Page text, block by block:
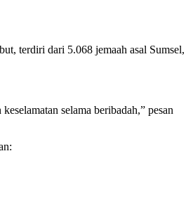
terdiri dari 5.068 jemaah asal Sumsel,
selama beribadah,” pesan